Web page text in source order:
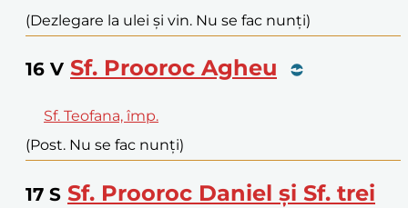
(Dezlegare la ulei și vin. Nu se fac nunți)
16 V Sf. Prooroc Agheu
Sf. Teofana, împ.
(Post. Nu se fac nunți)
17 S Sf. Prooroc Daniel și Sf. trei